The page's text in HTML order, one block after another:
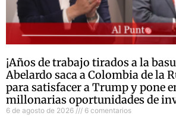
¡Años de trabajo tirados a la
Abelardo saca a Colombia de la
para satisfacer a Trump y pone
millonarias oportunidades de
6 de agosto de 2026 6 comentarios